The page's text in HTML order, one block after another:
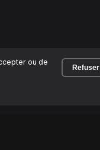
ou de
Refuser